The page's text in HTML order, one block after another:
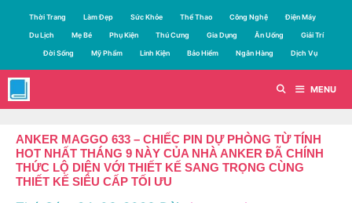
dung
Thời Trang Làm Đẹp Sức Khỏe Thể Thao Công Nghệ Điện Máy
Du Lịch Mẹ Bé Phụ Kiện Thú Cưng Gia Dụng Ăn Uống Giải Trí
Đời Sống Mỹ Phẩm Linh Kiện Bảo Hiểm Ngân Hàng Dịch Vụ
MENU
ANKER MAGGO 633 – CHIẾC PIN DỰ PHÒNG TỪ TÍNH
HOT NHẤT THÁNG 9 NÀY CỦA NHÀ ANKER ĐÃ CHÍNH
THỨC LỘ DIỆN VỚI THIẾT KẾ SANG TRỌNG CÙNG
THIẾT KẾ SIÊU CẤP TỐI ƯU